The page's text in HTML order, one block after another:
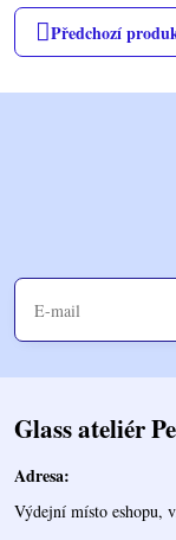
Předchozí
Glass ateliér
Adresa:
Výdejní místo eshopu,